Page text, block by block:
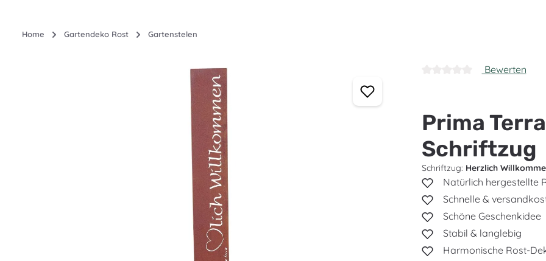
Home Gartendeko Rost Gartenstelen
Bewerten
Prima
Schriftzug
Schriftzug: Herzlich
Natürlich hergestellte
Schnelle &
Schöne Geschenkidee
Stabil & langlebig
Harmonische Rost-